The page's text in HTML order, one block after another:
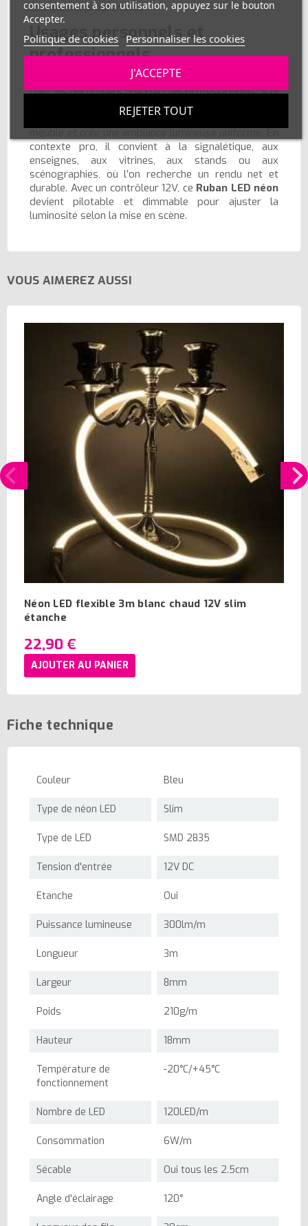
connexions proprement.
Usages personnels et
professionnels
Néon LED flexible
chez les particuliers que chez les professionnels. À la
maison, il sublime un salon, une cuisine ou une
chambre, souligne un plafond, un escalier ou un
meuble et crée une ambiance lumineuse uniforme. En
contexte pro, il convient à la signalétique, aux
enseignes, aux vitrines, aux stands ou aux
scénographies, où l’on recherche un rendu net et
durable. Avec un contrôleur 12V, ce Ruban LED néon
devient pilotable et dimmable pour ajuster la
luminosité selon la mise en scène.
VOUS AIMEREZ AUSSI
Néon LED flexible 3m blanc chaud 12V slim
étanche
22,90 €
AJOUTER AU PANIER
Fiche technique
Couleur Bleu
Type de néon LED Slim
Type de LED SMD 2835
Tension d'entrée 12V DC
Etanche Oui
Puissance lumineuse 300lm/m
Longueur 3m
Largeur 8mm
Poids 210g/m
Hauteur 18mm
Température de
fonctionnement
-20°C/+45°C
Nombre de LED 120LED/m
Consommation 6W/m
Sécable Oui tous les 2.5cm
Angle d'éclairage 120°
consentement à son utilisation, appuyez sur le bouton
Accepter.
Politique de cookies Personnaliser les cookies
REJETER TOUT
J'ACCEPTE